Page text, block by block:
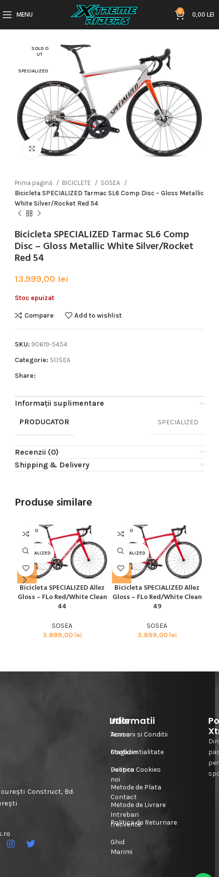
MENU 0 0,00LEI
SOLD O
UT
SPECIALIZED
Click to enlarge
Prima pagină BICICLETE
SOSEA
Bicicleta SPECIALIZED Tarmac SL6 Comp Disc – Gloss Metallic
White Silver/Rocket Red 54
Bicicleta SPECIALIZED Tarmac SL6 Comp
Disc – Gloss Metallic White Silver/Rocket
Red 54
13.999,00 lei
Stoc epuizat
Compare Add to wishlist
SKU: 90619-5454
Categorie: SOSEA
Share:
Informații suplimentare
PRODUCATOR
SPECIALIZED
Recenzii (0)
Shipping & Delivery
Produse similare
SOLD O
UT
SPECIALIZED
Bicicleta SPECIALIZED Allez
Gloss – FLo Red/White Clean
44
SOSEA
3.899,00 lei
SOLD O
UT
SPECIALIZED
Bicicleta SPECIALIZED Allez
Gloss – FLo Red/White Clean
49
SOSEA
3.899,00 lei
Construct, Bd.
Informatii
Acasa
Magazin
Despre
noi
Contact
Intrebari
frecvente
Ghid
Marimi
Utile
Termeni si Conditii
Confidentialitate
Politica Cookies
Metode de Plata
Metode de Livrare
Politica de Returnare
Din